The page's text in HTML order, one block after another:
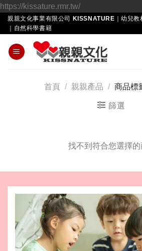
https://kissature.rmr.tw/Skip
to
親親文化事業有限公司 KISSNATURE｜幼兒
｜自然科學書籍
首頁 / 親親產品 / 商品標
篩選
找不到符合您選擇的